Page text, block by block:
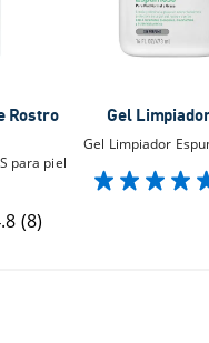
Rostro
para piel
(8)
Gel
Gel Limpiador